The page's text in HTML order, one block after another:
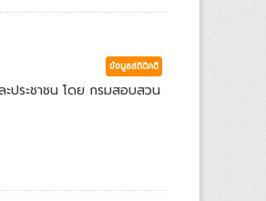
ข้อมูลสถิติคดี
ประชาชน โดย กรมสอบสวน